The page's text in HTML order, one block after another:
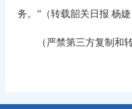
务。”（转载韶关日报 杨婕
（严禁第三方复制和转